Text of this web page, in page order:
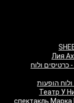
Лия
משופן ועד AC/DC - מופע פסנתר לאור נרות 2026 - כרטיסים ולוח
"Театр У
спектакль Марка